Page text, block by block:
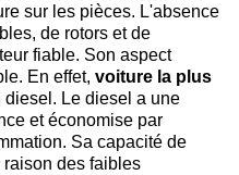
sur les pièces. L'absence
de rotors et de
fiable. Son aspect
En effet, voiture la plus
diesel. Le diesel a une
et économise par
Sa capacité de
des faibles